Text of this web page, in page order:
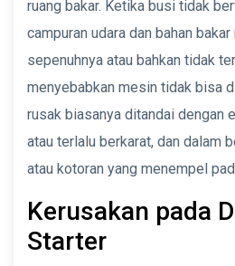
ruang bakar. Ketika busi tidak
campuran udara dan bahan
sepenuhnya atau bahkan tidak
menyebabkan mesin tidak bisa
rusak biasanya ditandai dengan
atau terlalu berkarat, dan dalam
atau kotoran yang menempel
Kerusakan pada
Starter